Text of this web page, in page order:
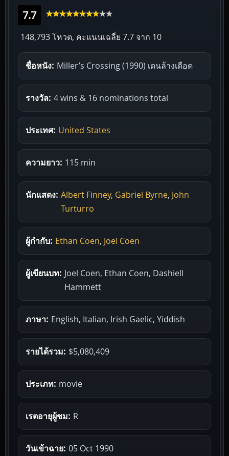
7.7
148,793 โหวต, คะแนนเฉลี่ย 7.7 จาก 10
ชื่อหนัง: Miller’s Crossing (1990) เดนล้างเดือด
รางวัล: 4 wins & 16 nominations total
ประเทศ: United States
ความยาว: 115 min
นักแสดง: Albert Finney, Gabriel Byrne, John
Turturro
ผู้กำกับ: Ethan Coen, Joel Coen
ผู้เขียนบท: Joel Coen, Ethan Coen, Dashiell
Hammett
ภาษา: English, Italian, Irish Gaelic, Yiddish
รายได้รวม: $5,080,409
ประเภท: movie
เรตอายุผู้ชม: R
วันเข้าฉาย: 05 Oct 1990